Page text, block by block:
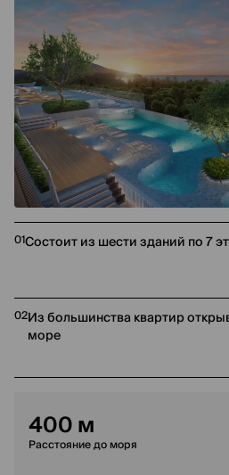
01Состоит из шести зданий по 7
02Из большинства квартир
море
400 м
Расстояние до моря